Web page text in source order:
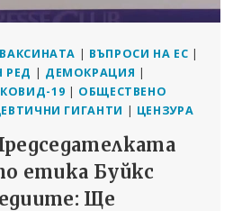
ПРОУЧВАНЕ
| ВЪПРОСИ НА ЕС |
РЕД | ДЕМОКРАЦИЯ |
КОВИД-19 | ОБЩЕСТВЕНО
ГИГАНТИ | ЦЕНЗУРА
етика Буйкс
Ще